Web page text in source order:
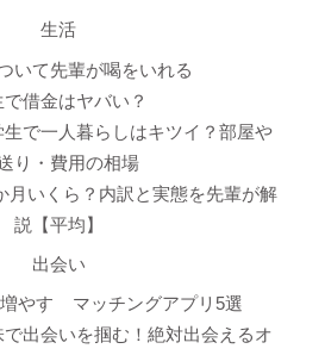
生活
いて先輩が喝をいれる
で借金はヤバい？
生で一人暮らしはキツイ？部屋や
り・費用の相場
月いくら？内訳と実態を先輩が解
説【平均】
出会い
やす
マッチングアプリ5選
で出会いを掴む！絶対出会えるオ